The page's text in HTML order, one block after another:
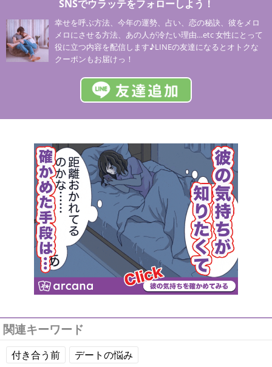
SNSでウラッテをフォローしよう！
幸せを呼ぶ方法、今年の運勢、占い、恋の秘訣、彼をメロ
メロにさせる方法、あの人が冷たい理由…etc 女性にとって
役に立つ内容を配信します♪LINEの友達になるとオトクな
クーポンもお届けっ！
関連キーワード
付き合う前 デートの悩み